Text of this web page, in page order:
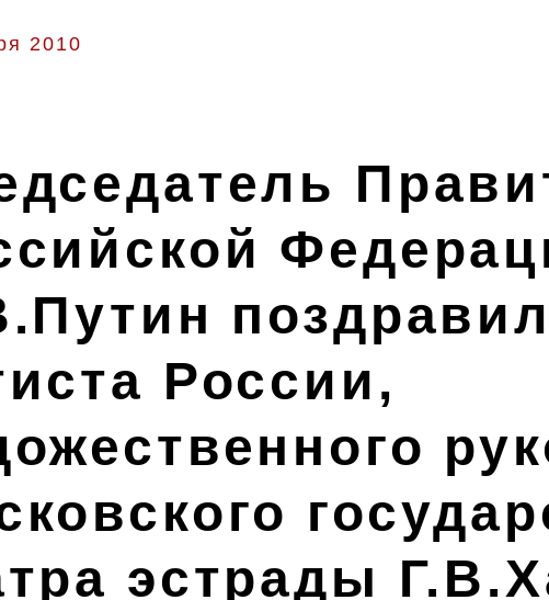
2010
России,
эстрады